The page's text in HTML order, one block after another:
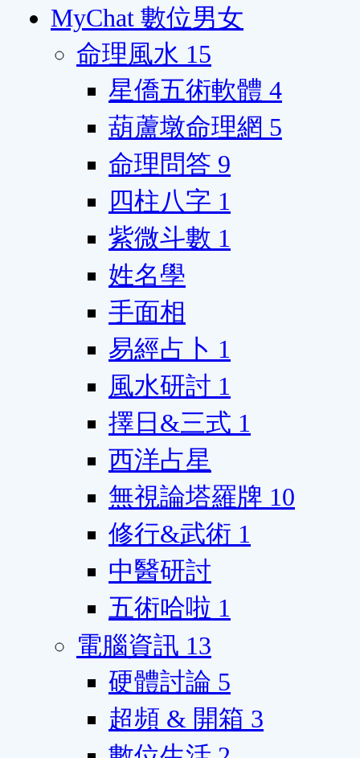
MyChat 數位男女
命理風水 15
星僑五術軟體 4
葫蘆墩命理網 5
命理問答 9
四柱八字 1
紫微斗數 1
姓名學
手面相
易經占卜 1
風水研討 1
擇日&三式 1
西洋占星
無視論塔羅牌 10
修行&武術 1
中醫研討
五術哈啦 1
電腦資訊 13
硬體討論 5
超頻 & 開箱 3